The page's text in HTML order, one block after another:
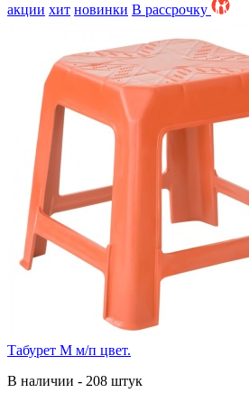
акции хит новинки B рассрочку
Табурет М м/п цвет.
В наличии - 208 штук